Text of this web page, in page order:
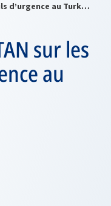
Séminaire de l’OTAN sur les plans civils d’urgence au Turkménistan
sur les
au